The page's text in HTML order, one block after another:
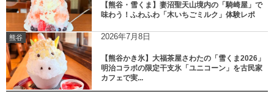
【熊谷・雪くま】妻沼聖天山境内の「騎崎屋」で
味わう！ふわふわ「木いちごミルク」体験レポ
熊谷 2026年7月8日
【熊谷かき氷】大福茶屋さわたの「雪くま2026」
明治コラボの限定干支氷「ユニコーン」を古民家
カフェで実...